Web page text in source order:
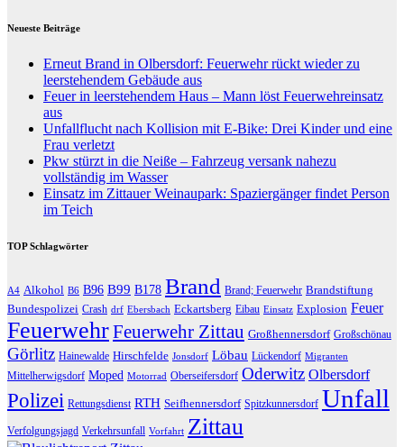
Neueste Beiträge
Erneut Brand in Olbersdorf: Feuerwehr rückt wieder zu
leerstehendem Gebäude aus
Feuer in leerstehendem Haus – Mann löst Feuerwehreinsatz
aus
Unfallflucht nach Kollision mit E-Bike: Drei Kinder und eine
Frau verletzt
Pkw stürzt in die Neiße – Fahrzeug versank nahezu
vollständig im Wasser
Einsatz im Zittauer Weinaupark: Spaziergänger findet Person
im Teich
TOP Schlagwörter
A4 Alkohol B6 B96 B99 B178 Brand Brand; Feuerwehr Brandstiftung
Bundespolizei Crash drf Ebersbach Eckartsberg Eibau Einsatz Explosion Feuer
FeuerwehrFeuerwehr Zittau Großhennersdorf Großschönau
Görlitz Hainewalde Hirschfelde Jonsdorf Löbau Lückendorf Migranten
Mittelherwigsdorf Moped Motorrad Oberseifersdorf Oderwitz Olbersdorf
Polizei Rettungsdienst RTH Seifhennersdorf Spitzkunnersdorf Unfall
Verfolgungsjagd Verkehrsunfall Vorfahrt Zittau